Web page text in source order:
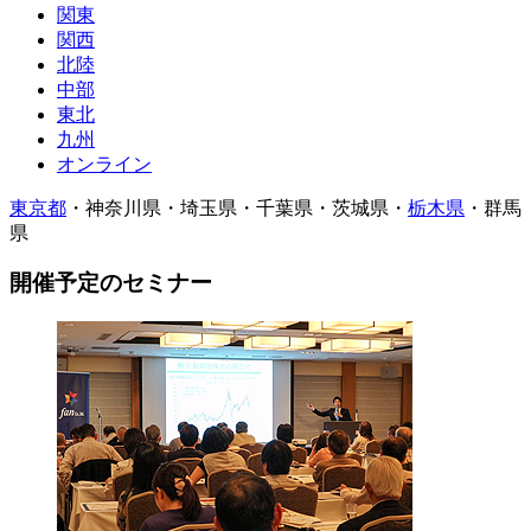
関東
関西
北陸
中部
東北
九州
オンライン
東京都 ・ 神奈川県 ・ 埼玉県 ・ 千葉県 ・ 茨城県 ・ 栃木県 ・ 群馬
県
開催予定のセミナー